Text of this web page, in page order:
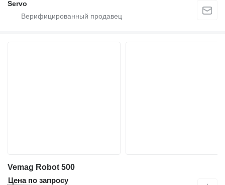
Servo
Vemag Robot 500
Цена по запросу